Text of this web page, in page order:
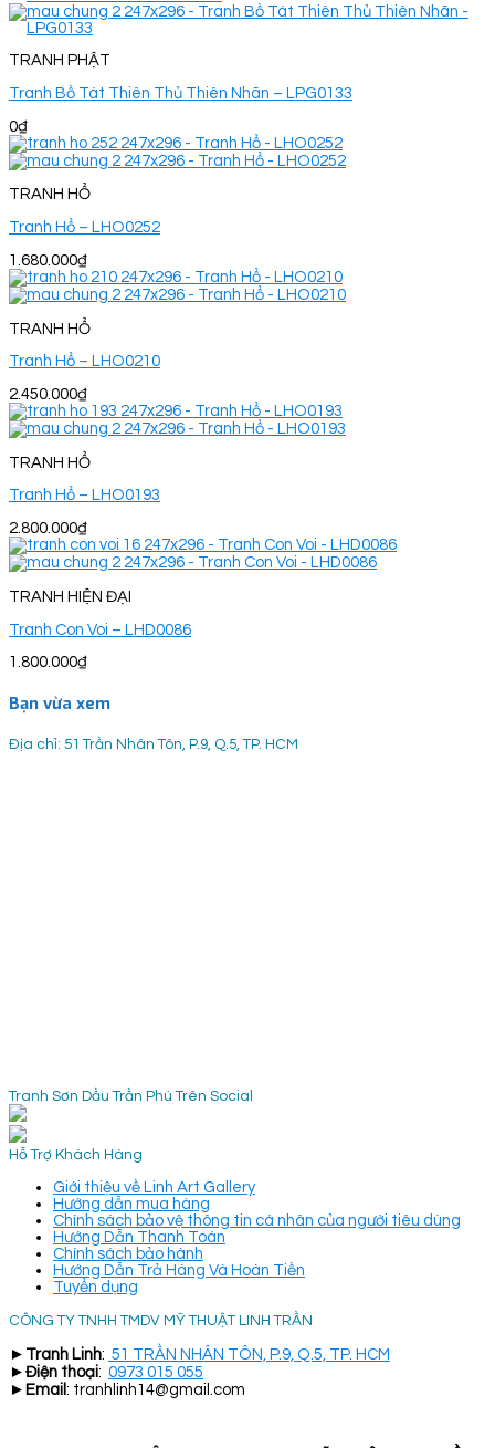
TRANH PHẬT
Tranh Bồ Tát Thiên Thủ Thiên Nhãn – LPG0133
0₫
TRANH HỔ
Tranh Hổ – LHO0252
1.680.000₫
TRANH HỔ
Tranh Hổ – LHO0210
2.450.000₫
TRANH HỔ
Tranh Hổ – LHO0193
2.800.000₫
TRANH HIỆN ĐẠI
Tranh Con Voi – LHD0086
1.800.000₫
Bạn vừa xem
Địa chỉ: 51 Trần Nhân Tôn, P.9, Q.5, TP. HCM
Tranh Sơn Dầu Trần Phú Trên Social
Hỗ Trợ Khách Hàng
Giới thiệu về Linh Art Gallery
Hướng dẫn mua hàng
Chính sách bảo vệ thông tin cá nhân của người tiêu dùng
Hướng Dẫn Thanh Toán
Chính sách bảo hành
Hướng Dẫn Trả Hàng Và Hoàn Tiền
Tuyển dụng
CÔNG TY TNHH TMDV MỸ THUẬT LINH TRẦN
► Tranh Linh: 51 TRẦN NHÂN TÔN, P.9, Q.5, TP. HCM
► Điện thoại: 0973 015 055
► Email : tranhlinh14@gmail.com